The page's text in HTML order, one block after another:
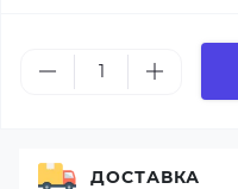
ДОСТАВКА